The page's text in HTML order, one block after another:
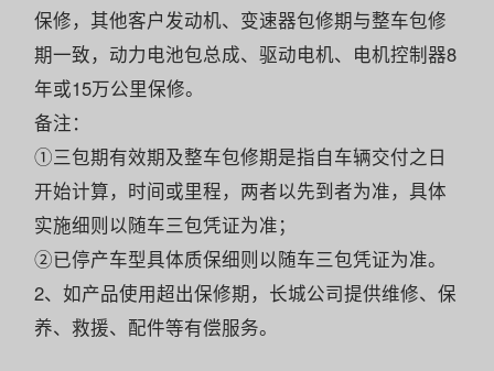
保修，其他客户发动机、变速器包修期与整车包修
期一致，动力电池包总成、驱动电机、电机控制器8
年或15万公里保修。
备注：
①三包期有效期及整车包修期是指自车辆交付之日
开始计算，时间或里程，两者以先到者为准，具体
实施细则以随车三包凭证为准；
②已停产车型具体质保细则以随车三包凭证为准。
2、如产品使用超出保修期，长城公司提供维修、保
养、救援、配件等有偿服务。